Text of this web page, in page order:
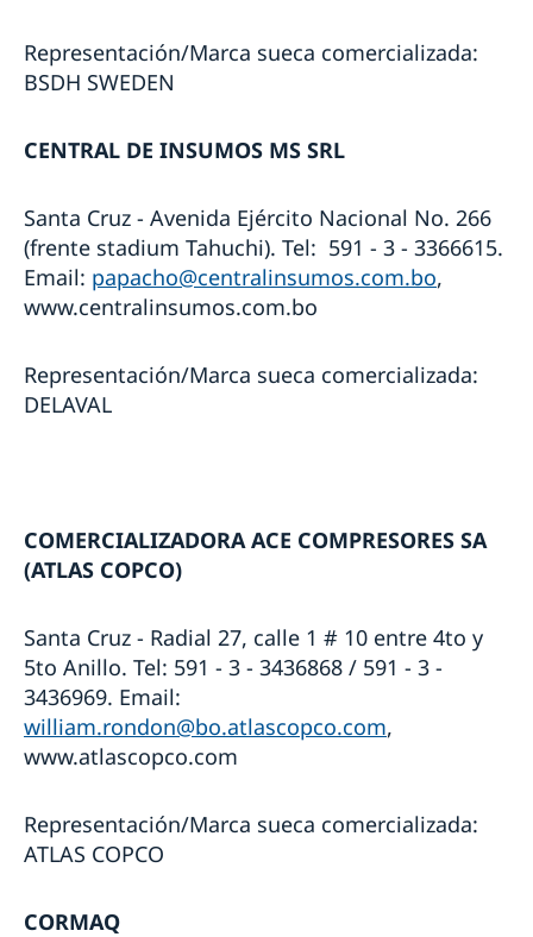
Representación/Marca sueca comercializada:
BSDH SWEDEN
CENTRAL DE INSUMOS MS SRL
Santa Cruz - Avenida Ejército Nacional No. 266
(frente stadium Tahuchi). Tel: 591 - 3 - 3366615.
Email: papacho@centralinsumos.com.bo,
www.centralinsumos.com.bo
Representación/Marca sueca comercializada:
DELAVAL
COMERCIALIZADORA ACE COMPRESORES SA
(ATLAS COPCO)
Santa Cruz - Radial 27, calle 1 # 10 entre 4to y
5to Anillo. Tel: 591 - 3 - 3436868 / 591 - 3 -
3436969. Email:
william.rondon@bo.atlascopco.com,
www.atlascopco.com
Representación/Marca sueca comercializada:
ATLAS COPCO
CORMAQ